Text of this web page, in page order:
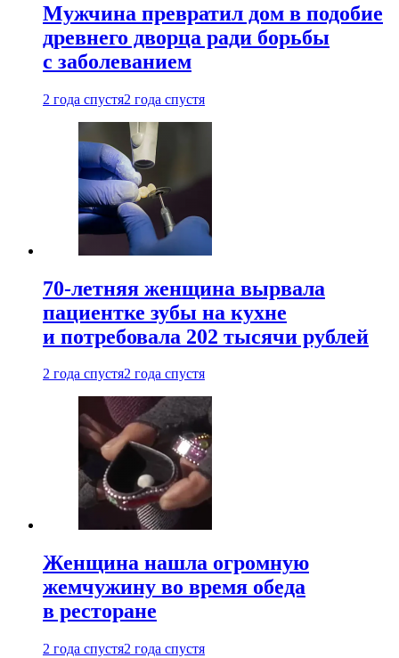
Мужчина превратил дом в подобие
древнего дворца ради борьбы
с заболеванием
2 года спустя2 года спустя
70-летняя женщина вырвала
пациентке зубы на кухне
и потребовала 202 тысячи рублей
2 года спустя2 года спустя
Женщина нашла огромную
жемчужину во время обеда
в ресторане
2 года спустя2 года спустя